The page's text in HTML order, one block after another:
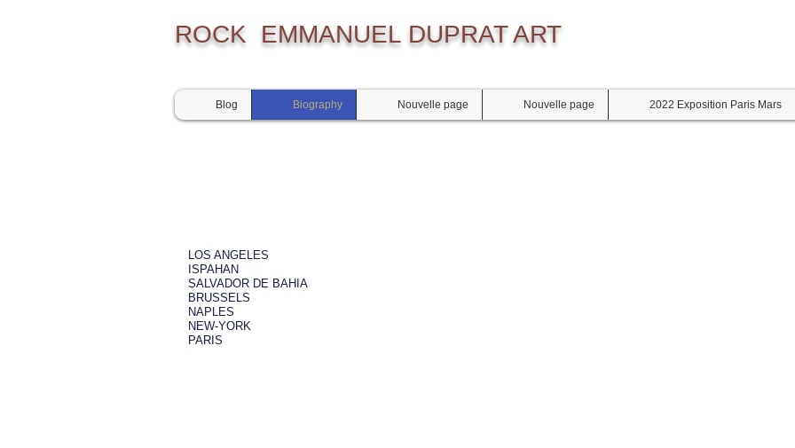
ROCK EMMANUEL DUPRAT ART
Blog Biography Nouvelle page Nouvelle page 2022 Exposition Paris Mars
LOS ANGELES
ISPAHAN
SALVADOR DE BAHIA
BRUSSELS
NAPLES
NEW-YORK
PARIS